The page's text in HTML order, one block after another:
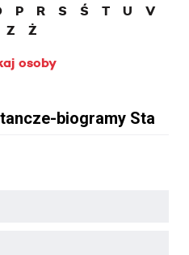
P R S Ś T U
V
Z
Ż
osoby